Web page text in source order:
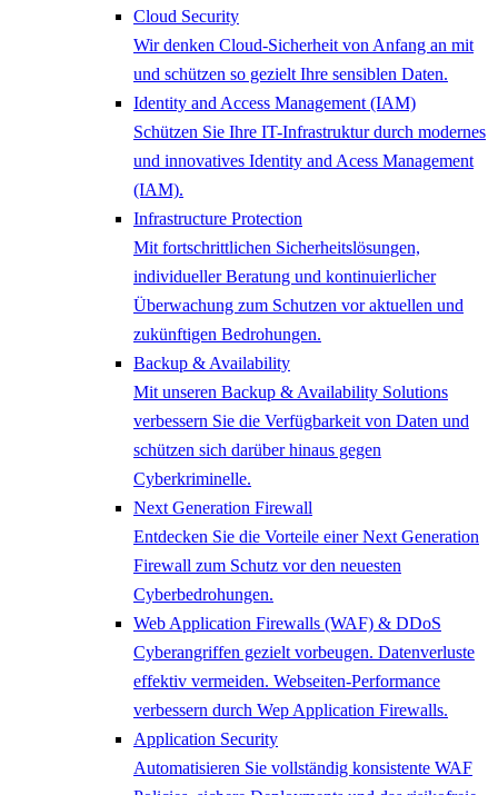
Cloud Security
Wir denken Cloud-Sicherheit von Anfang an mit
und schützen so gezielt Ihre sensiblen Daten.
Identity and Access Management (IAM)
Schützen Sie Ihre IT-Infrastruktur durch modernes
und innovatives Identity and Acess Management
(IAM).
Infrastructure Protection
Mit fortschrittlichen Sicherheitslösungen,
individueller Beratung und kontinuierlicher
Überwachung zum Schutzen vor aktuellen und
zukünftigen Bedrohungen.
Backup & Availability
Mit unseren Backup & Availability Solutions
verbessern Sie die Verfügbarkeit von Daten und
schützen sich darüber hinaus gegen
Cyberkriminelle.
Next Generation Firewall
Entdecken Sie die Vorteile einer Next Generation
Firewall zum Schutz vor den neuesten
Cyberbedrohungen.
Web Application Firewalls (WAF) & DDoS
Cyberangriffen gezielt vorbeugen. Datenverluste
effektiv vermeiden. Webseiten-Performance
verbessern durch Wep Application Firewalls.
Application Security
Automatisieren Sie vollständig konsistente WAF